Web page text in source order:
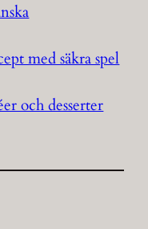
med säkra spel
och desserter